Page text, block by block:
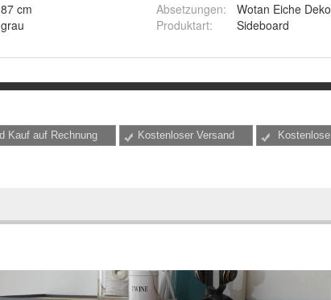
87 cm
grau
Absetzungen:
Wotan Eiche
Produktart: Sideboard